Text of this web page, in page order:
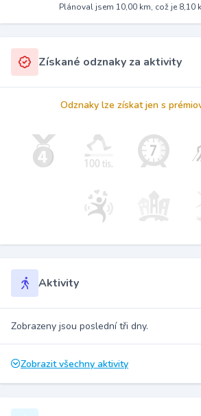
Plánoval jsem 10,00 km, což je 8,10
Získané odznaky za aktivity
Odznaky lze získat jen s
Aktivity
Zobrazeny jsou poslední tři dny.
Zobrazit všechny aktivity